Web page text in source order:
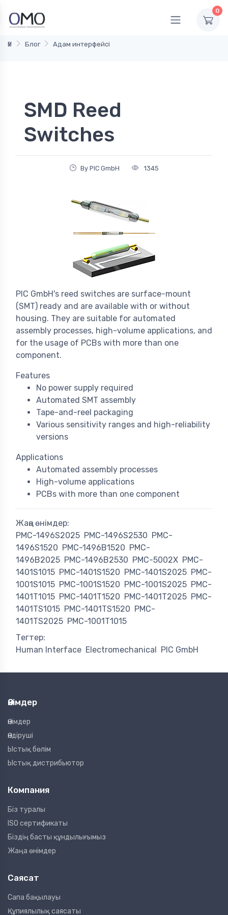
0
Үй Блог Адам интерфейсі
SMD Reed
Switches
By PIC GmbH 1345
PIC GmbH's reed switches are surface-mount
(SMT) ready and are available with or without
housing. They are suitable for automated
assembly processes, high-volume applications, and
for the usage of PCBs with more than one
component.
Features
No power supply required
Automated SMT assembly
Tape-and-reel packaging
Various sensitivity ranges and high-reliability
versions
Applications
Automated assembly processes
High-volume applications
PCBs with more than one component
Жаңа өнімдер:
PMC-1496S2025 PMC-1496S2530 PMC-
1496S1520 PMC-1496B1520 PMC-
1496B2025 PMC-1496B2530 PMC-5002X PMC-
1401S1015 PMC-1401S1520 PMC-1401S2025 PMC-
1001S1015 PMC-1001S1520 PMC-1001S2025 PMC-
1401T1015 PMC-1401T1520 PMC-1401T2025 PMC-
1401TS1015 PMC-1401TS1520 PMC-
1401TS2025 PMC-1001T1015
Тегтер:
Human Interface Electromechanical PIC GmbH
Өнімдер
Өнімдер
Өндіруші
Ыстық бөлім
Ыстық дистрибьютор
Компания
Біз туралы
ISO сертификаты
Біздің басты құндылығымыз
Жаңа өнімдер
Саясат
Сапа бақылауы
Құпиялылық саясаты